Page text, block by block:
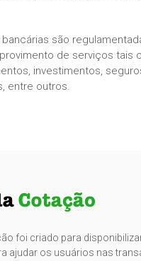
são
de serviços tais
investimentos,
entre outros.
foi criado para
ajudar os usuários nas